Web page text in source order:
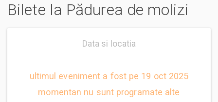
Bilete la Pădurea de molizi
Data si locatia
ultimul eveniment a fost pe 19 oct 2025
momentan nu sunt programate alte